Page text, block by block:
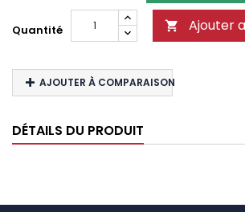
Quantité  Ajouter
AJOUTER À COMPARAISON
DÉTAILS DU PRODUIT